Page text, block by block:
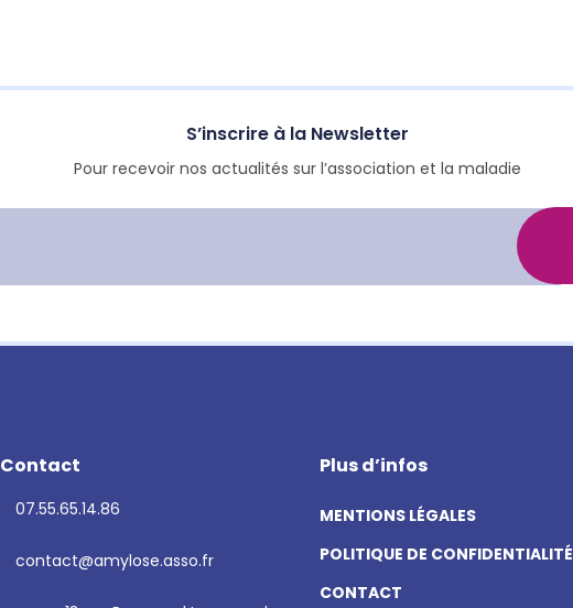
S’inscrire à la Newsletter
Pour recevoir nos actualités sur l’association et la maladie
Contact
07.55.65.14.86
contact@amylose.asso.fr
Plus d’infos
MENTIONS LÉGALES
POLITIQUE DE CONFIDENTIALITÉ
CONTACT